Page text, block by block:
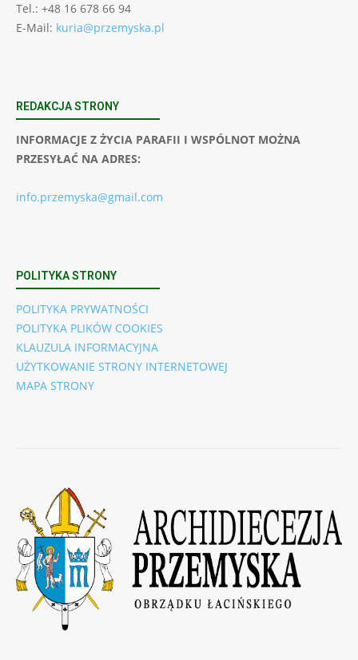
Tel.: +48 16 678 66 94
E-Mail: kuria@przemyska.pl
REDAKCJA STRONY
INFORMACJE Z ŻYCIA PARAFII I WSPÓLNOT MOŻNA
PRZESYŁAĆ NA ADRES:
info.przemyska@gmail.com
POLITYKA STRONY
POLITYKA PRYWATNOŚCI
POLITYKA PLIKÓW COOKIES
KLAUZULA INFORMACYJNA
UŻYTKOWANIE STRONY INTERNETOWEJ
MAPA STRONY